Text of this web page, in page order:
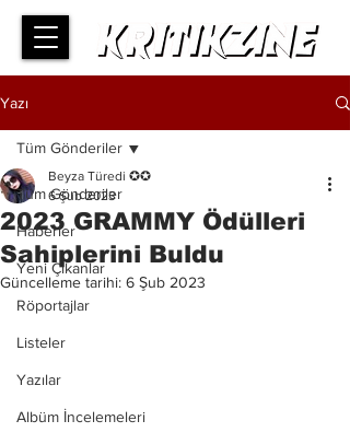
Yazı
Tüm Gönderiler
Haberler
Yeni Çıkanlar
Röportajlar
Listeler
Yazılar
Albüm İncelemeleri
Tüm Gönderiler
2023 GRAMMY Ödülleri
Sahiplerini Buldu
Beyza Türedi ✪✪
6 Şub 2023
Güncelleme tarihi: 6 Şub 2023